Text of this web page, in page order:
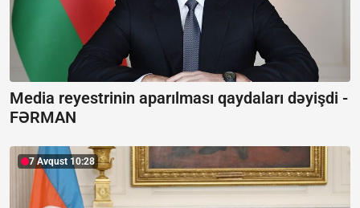
Media reyestrinin aparılması qaydaları dəyişdi -
FƏRMAN
7 Avqust 10:28